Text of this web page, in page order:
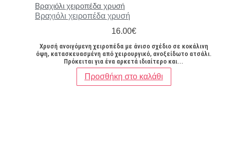
Βραχιόλι χειροπέδα χρυσή
Βραχιόλι χειροπέδα χρυσή
16.00€
Χρυσή ανοιγόμενη χειροπέδα με άνισο σχέδιο σε κοκάλινη
όψη, κατασκευασμένη από χειρουργικό, ανοξείδωτο ατσάλι.
Πρόκειται για ένα αρκετά ιδιαίτερο και...
Προσθήκη στο καλάθι